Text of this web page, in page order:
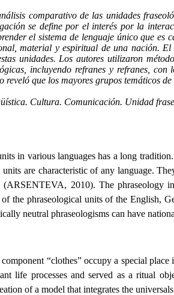
comparativo de las unidades
se define por el interés por la
el sistema de lenguaje único que
material y espiritual de una nación.
unidades. Los autores utilizaron
incluyendo refranes y refranes,
que los mayores grupos temáticos
Cultura. Comunicación. Unidad
in various languages has a long
units are characteristic of any language.
2010). The phraseology
the phraseological units of the English,
neutral phraseologisms can have
“clothes” occupy a special
life processes and served as a ritual
of a model that integrates the